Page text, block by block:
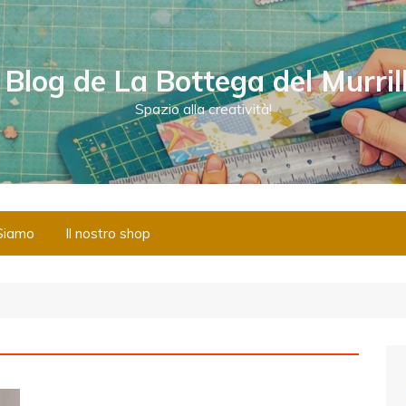
de La Bottega del
Spazio alla creatività!
Il nostro shop